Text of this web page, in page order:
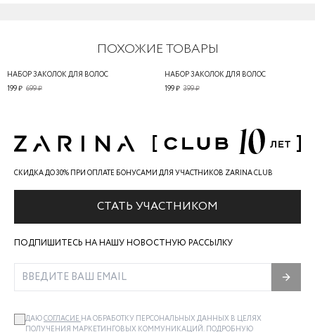
ПОХОЖИЕ ТОВАРЫ
НАБОР ЗАКОЛОК ДЛЯ ВОЛОС
699 ₽
199 ₽
НАБОР ЗАКОЛОК ДЛЯ ВОЛОС
399 ₽
199 ₽
СКИДКА ДО 30% ПРИ ОПЛАТЕ БОНУСАМИ ДЛЯ УЧАСТНИКОВ ZARINA CLUB
СТАТЬ УЧАСТНИКОМ
ПОДПИШИТЕСЬ НА НАШУ НОВОСТНУЮ РАССЫЛКУ
ДАЮСОГЛАСИЕ НА ОБРАБОТКУ ПЕРСОНАЛЬНЫХ ДАННЫХ В ЦЕЛЯХ
ПОЛУЧЕНИЯ МАРКЕТИНГОВЫХ КОММУНИКАЦИЙ. ПОДРОБНУЮ